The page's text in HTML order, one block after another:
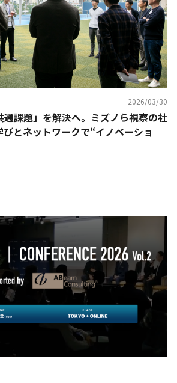
2026/03/30
課題」を解決へ。ミズノら視察の社
とネットワークで“イノベーショ